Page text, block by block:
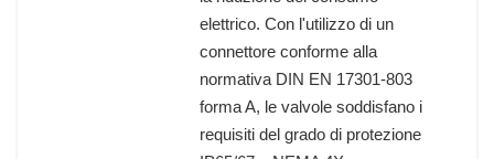
elettrico. Con l'utilizzo di un
connettore conforme alla
normativa DIN EN 17301-803
forma A, le valvole soddisfano i
requisiti del grado di protezione